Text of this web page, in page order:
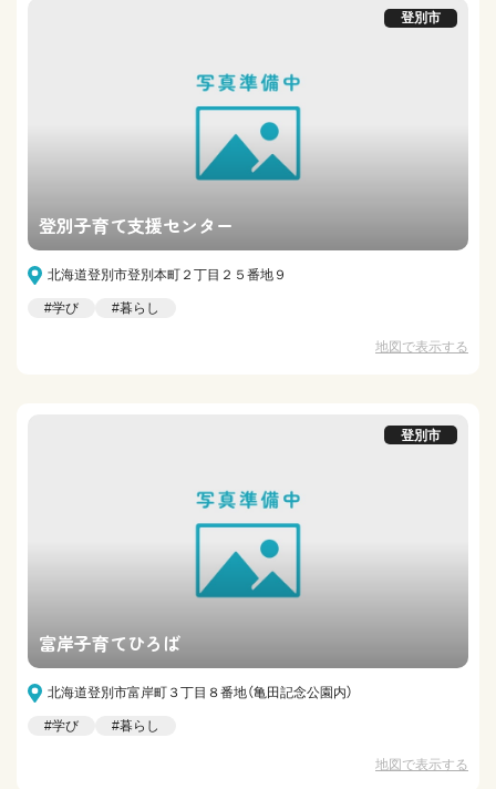
登別市
登別子育て支援センター
北海道登別市登別本町２丁目２５番地９
#学び #暮らし
地図で表示する
登別市
富岸子育てひろば
北海道登別市富岸町３丁目８番地（亀田記念公園内）
#学び #暮らし
地図で表示する